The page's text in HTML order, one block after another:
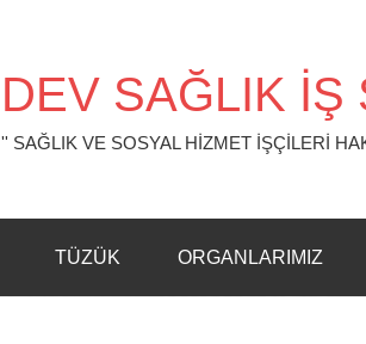
DEV SAĞLIK İŞ
'' SAĞLIK VE SOSYAL HİZMET İŞÇİLERİ
TÜZÜK ORGANLARIMIZ